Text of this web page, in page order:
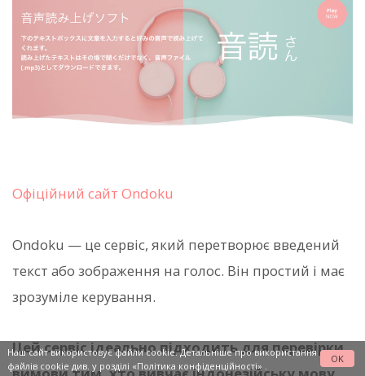
Офіційний сайт Ondoku
Ondoku — це сервіс, який перетворює введений
текст або зображення на голос. Він простий і має
зрозуміле керування.
Цей сервіс ідеально підходить для перевірки
Наш сайт використовує файли cookie. Детальніше про використання
файлів cookie див. у розділі «Політика конфіденційності»
OK